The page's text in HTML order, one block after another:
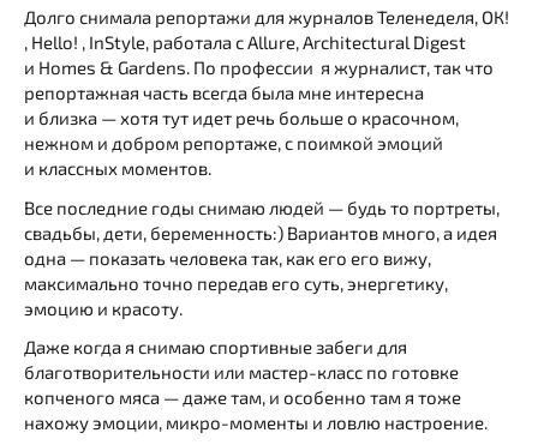
Долго снимала репортажи для журналов Теленеделя, ОК!
, Hello! , InStyle, работала с Allure, Architectural Digest
и Homes & Gardens. По профессии я журналист, так что
репортажная часть всегда была мне интересна
и близка — хотя тут идет речь больше о красочном,
нежном и добром репортаже, с поимкой эмоций
и классных моментов.
Все последние годы снимаю людей — будь то портреты,
свадьбы, дети, беременность:) Вариантов много, а идея
одна — показать человека так, как его его вижу,
максимально точно передав его суть, энергетику,
эмоцию и красоту.
Даже когда я снимаю спортивные забеги для
благотворительности или мастер-класс по готовке
копченого мяса — даже там, и особенно там я тоже
нахожу эмоции, микро-моменты и ловлю настроение.